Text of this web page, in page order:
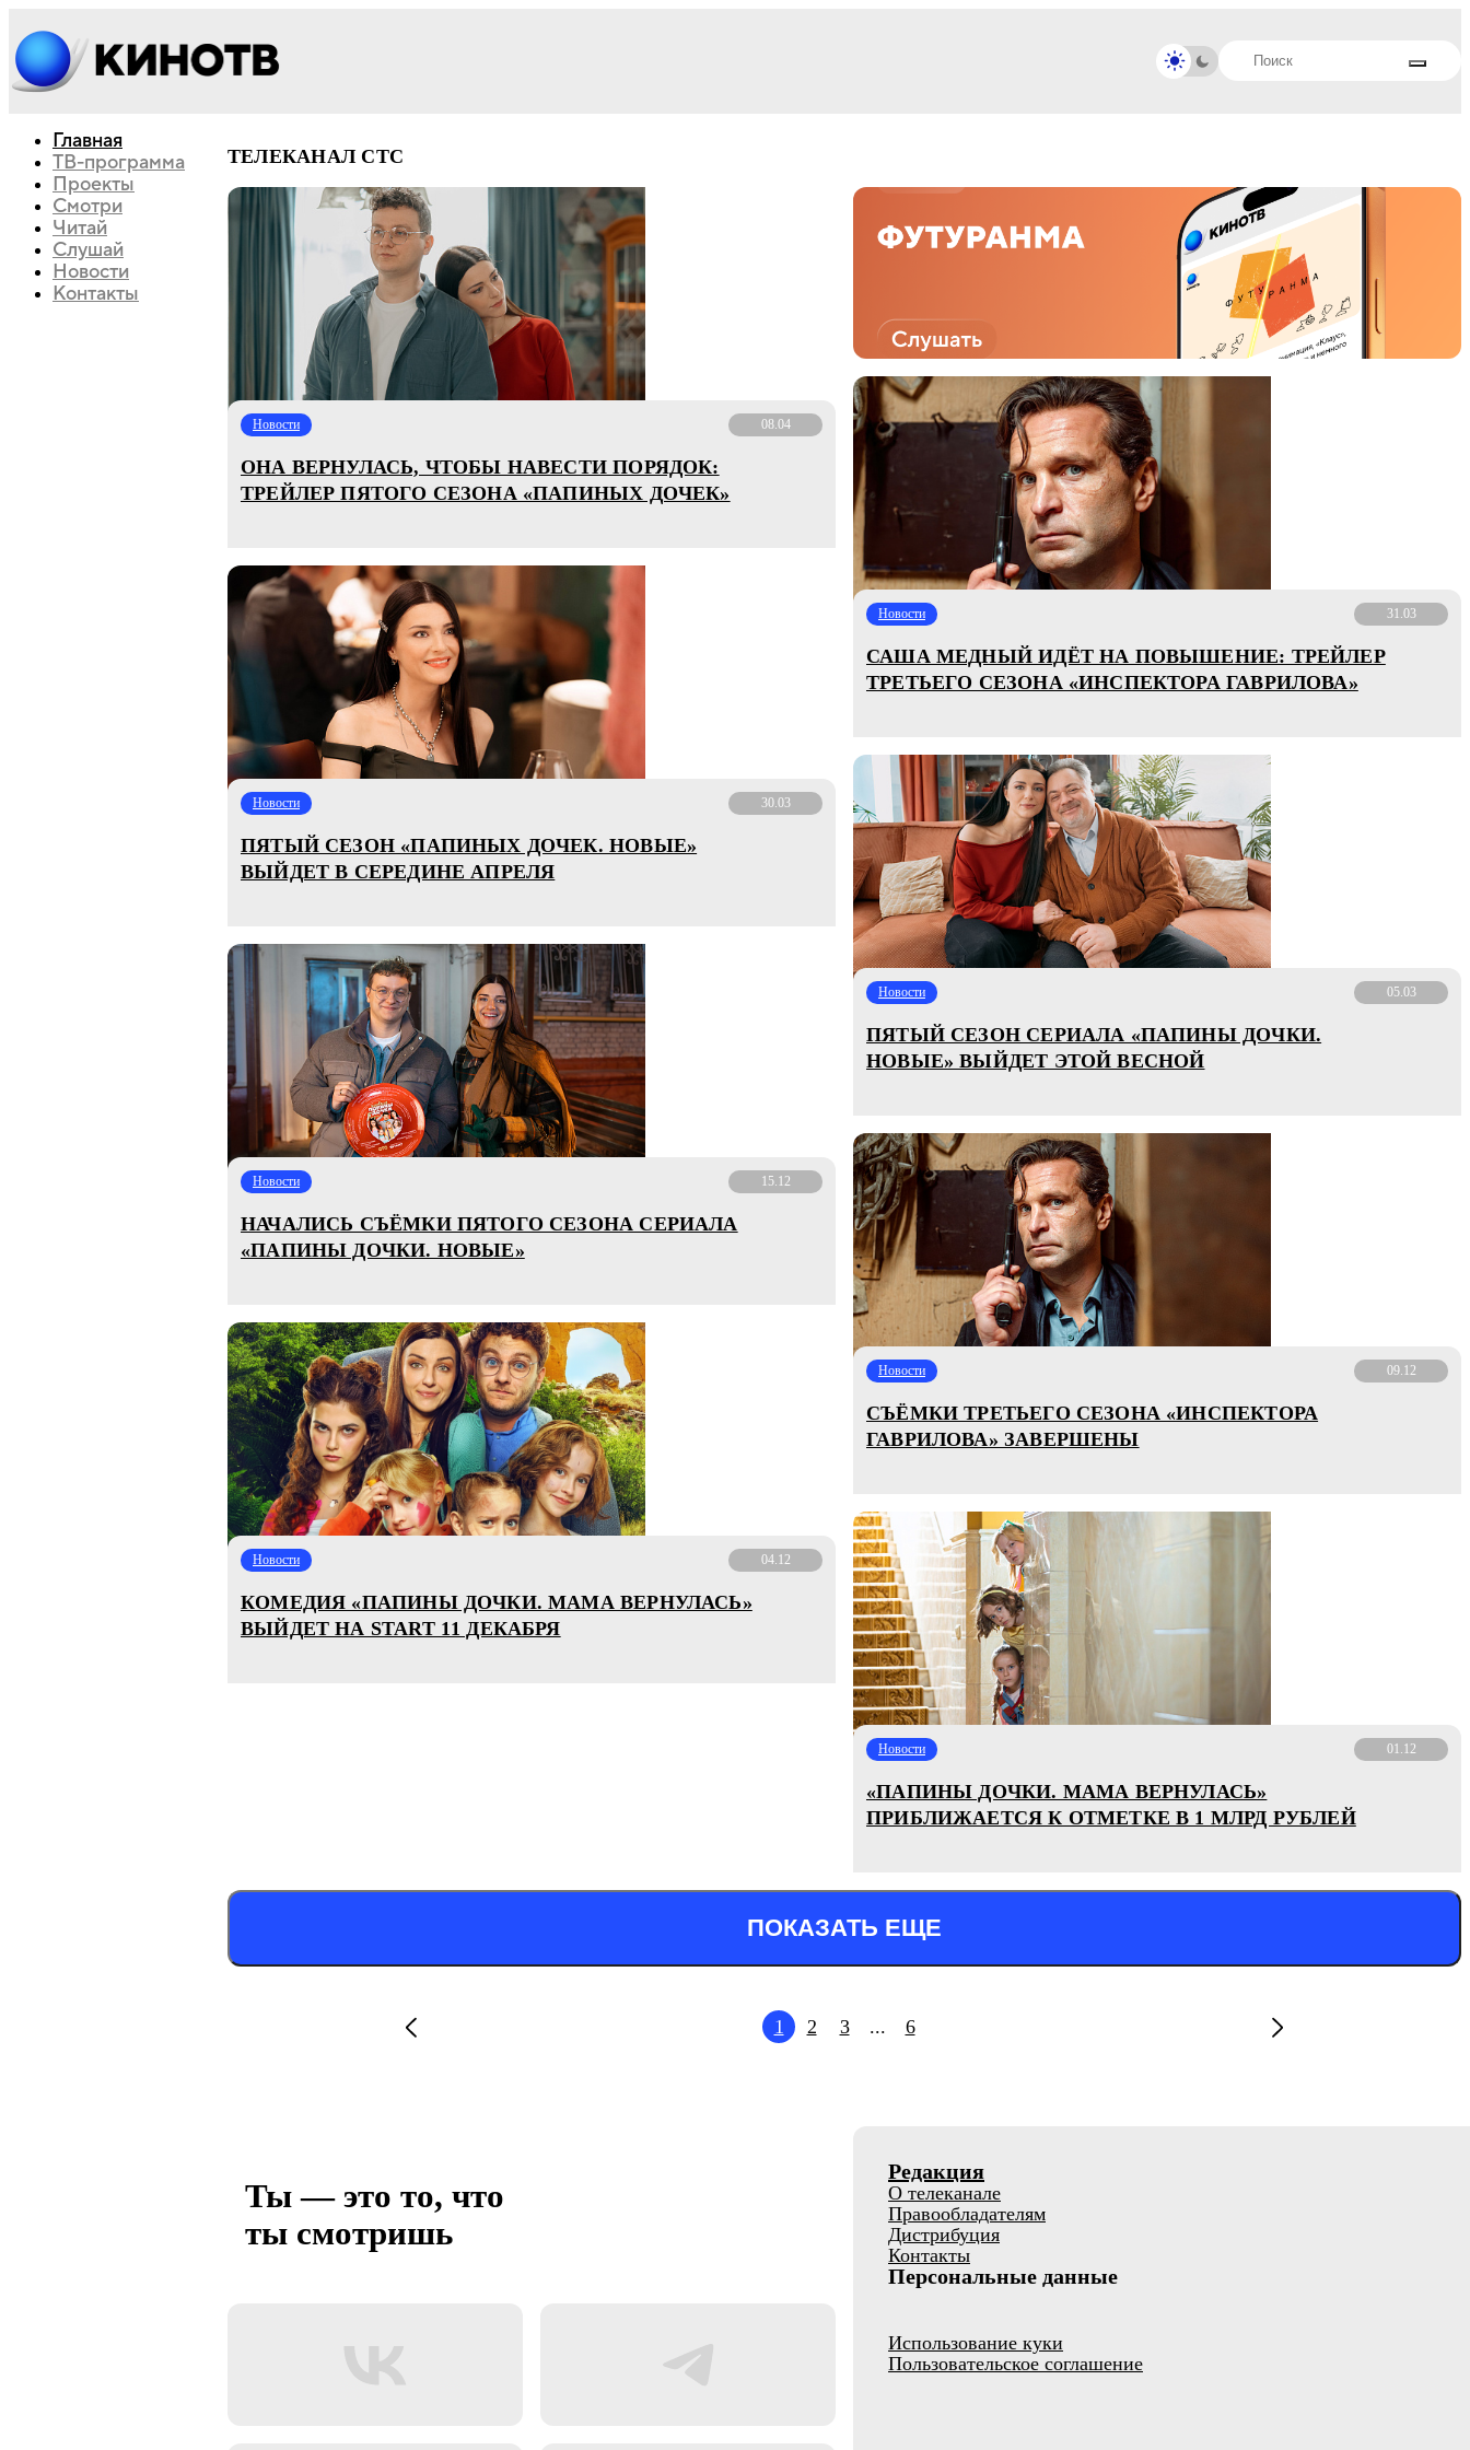
Главная
ТВ-программа
Проекты
Смотри
Читай
Слушай
Новости
Контакты
ТЕЛЕКАНАЛ СТС
Новости 08.04
ОНА ВЕРНУЛАСЬ, ЧТОБЫ НАВЕСТИ ПОРЯДОК:
ТРЕЙЛЕР ПЯТОГО СЕЗОНА «ПАПИНЫХ ДОЧЕК»
Новости 31.03
САША МЕДНЫЙ ИДЁТ НА ПОВЫШЕНИЕ: ТРЕЙЛЕР
ТРЕТЬЕГО СЕЗОНА «ИНСПЕКТОРА ГАВРИЛОВА»
Новости 30.03
ПЯТЫЙ СЕЗОН «ПАПИНЫХ ДОЧЕК. НОВЫЕ»
ВЫЙДЕТ В СЕРЕДИНЕ АПРЕЛЯ
Новости 05.03
ПЯТЫЙ СЕЗОН СЕРИАЛА «ПАПИНЫ ДОЧКИ.
НОВЫЕ» ВЫЙДЕТ ЭТОЙ ВЕСНОЙ
Новости 15.12
НАЧАЛИСЬ СЪЁМКИ ПЯТОГО СЕЗОНА СЕРИАЛА
«ПАПИНЫ ДОЧКИ. НОВЫЕ»
Новости 09.12
СЪЁМКИ ТРЕТЬЕГО СЕЗОНА «ИНСПЕКТОРА
ГАВРИЛОВА» ЗАВЕРШЕНЫ
Новости 04.12
КОМЕДИЯ «ПАПИНЫ ДОЧКИ. МАМА ВЕРНУЛАСЬ»
ВЫЙДЕТ НА START 11 ДЕКАБРЯ
Новости 01.12
«ПАПИНЫ ДОЧКИ. МАМА ВЕРНУЛАСЬ»
ПРИБЛИЖАЕТСЯ К ОТМЕТКЕ В 1 МЛРД РУБЛЕЙ
ПОКАЗАТЬ ЕЩЕ
1 2 3 ... 6
Ты — это то, что
ты смотришь
Редакция
О телеканале
Правообладателям
Дистрибуция
Контакты
Персональные данные
Использование куки
Пользовательское соглашение